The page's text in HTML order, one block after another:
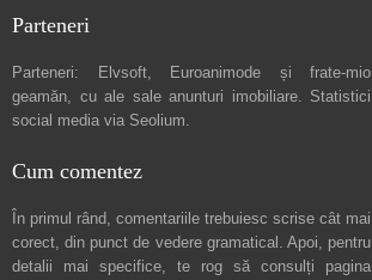
Parteneri
Parteneri: Elvsoft, Euroanimode și frate-mio
geamăn, cu ale sale anunturi imobiliare. Statistici
social media via Seolium.
Cum comentez
În primul rând, comentariile trebuiesc scrise cât mai
corect, din punct de vedere gramatical. Apoi, pentru
detalii mai specifice, te rog să consulți pagina